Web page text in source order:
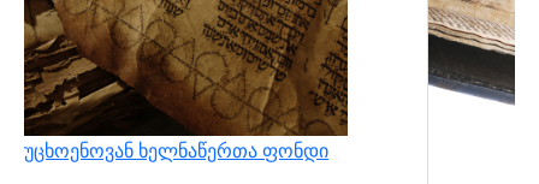
უცხოენოვან ხელნაწერთა ფონდი